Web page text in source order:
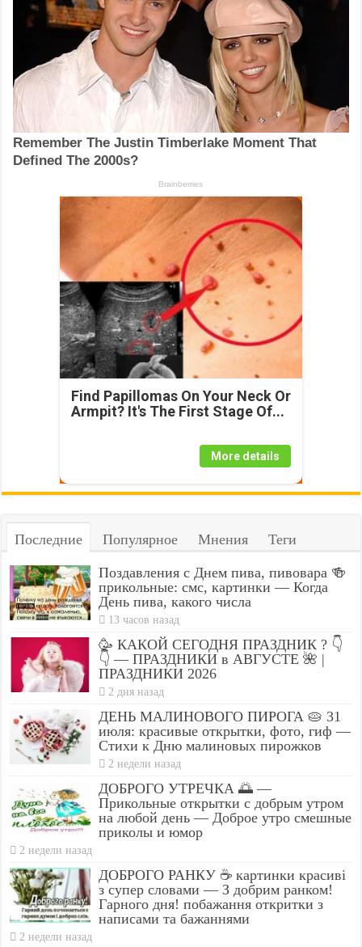
Find Papillomas On Your Neck Or
Armpit? It's The First Stage Of...
More details
Последние Популярное Мнения Теги
Поздавления с Днем пива, пивовара 🍻
прикольные: смс, картинки — Когда
День пива, какого числа
13 часов назад
🥳 КАКОЙ СЕГОДНЯ ПРАЗДНИК ? 👇
👇 — ПРАЗДНИКИ в АВГУСТЕ 🌺 |
ПРАЗДНИКИ 2026
2 дня назад
ДЕНЬ МАЛИНОВОГО ПИРОГА 🥧 31
июля: красивые открытки, фото, гиф —
Стихи к Дню малиновых пирожков
2 недели назад
ДОБРОГО УТРЕЧКА 🌅 —
Прикольные открытки с добрым утром
на любой день — Доброе утро смешные
приколы и юмор
2 недели назад
ДОБРОГО РАНКУ ☕ картинки красиві
з супер словами — З добрим ранком!
Гарного дня! побажання откритки з
написами та бажаннями
2 недели назад